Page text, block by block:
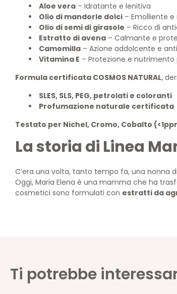
Aloe vera – Idratante e lenitiva
Olio di mandorle dolci – Emolliente
Olio di semi di girasole – Ricco di
Estratto di avena – Calmante e
Camomilla – Azione addolcente e
Vitamina E – Protezione e nutrimento
Formula certificata COSMOS NATURAL,
SLES, SLS, PEG, petrolati e coloranti
Profumazione naturale certificata
Testato per Nichel, Cromo, Cobalto
La storia di Linea
C’era una volta, tanto tempo fa, una nonna
Oggi, Maria Elena è una mamma che ha
cosmetici sono formulati con estratti da
Ti potrebbe